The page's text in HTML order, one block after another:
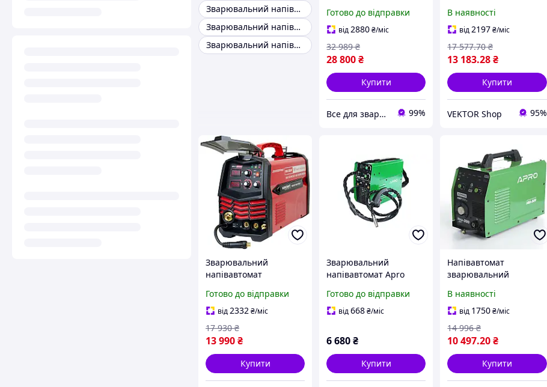
Зварювальний напівавтомат Польща
Зварювальний напівавтомат MIG
Зварювальний напівавтомат shyuan mig 310
MIG-200P (MCU) PULSE
PRO, MIG/MAG, LIFT
TIG, MMA, Welding
Dragon
Готово до відправки
від2880₴/міс
28 800₴
32 989 ₴
Купити
Все для зварювання 99%
MIG-200, 20-200А,
ел.5мм, пр.0.8-1мм 5кг
2.5+1.5+3м
В наявності
від2197₴/міс
13 183.28₴
17 577.70 ₴
Купити
VEKTOR Shop 95%
Зварювальний
напівавтомат
MIG/MAG/MMA/TIG
Готово до відправки
від 2332 ₴/міс
13 990₴
17 930 ₴
Купити
Зварювальний
напівавтомат Apro
Готово до відправки
від668₴/міс
6 680₴
Купити
Напівавтомат
зварювальний
300 + набір кабелів
8888
В наявності
від 1750₴/міс
10 497.20₴
14 996 ₴
Купити